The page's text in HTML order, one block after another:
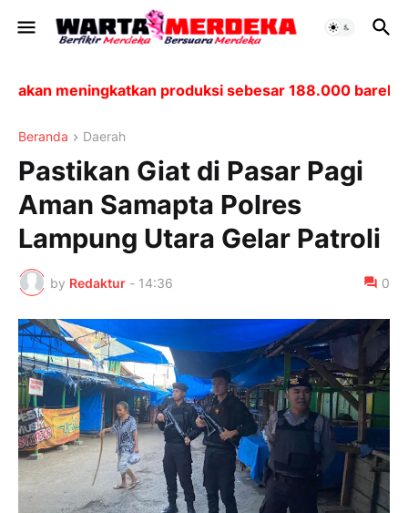
meningkatkan produksi sebesar 188.000 barel
Beranda Daerah
Pastikan Giat di Pasar Pagi
Aman Samapta Polres
Lampung Utara Gelar Patroli
by Redaktur - 14:36 0